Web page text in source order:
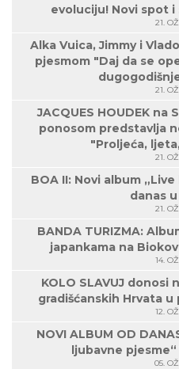
evoluciju! Novi spot
21.
Alka Vuica, Jimmy i
pjesmom "Daj da se
21.
JACQUES HOUDEK
ponosom predstavlja
"Proljeća,
21.
BOA II: Novi album
danas
21.
BANDA TURIZMA:
japankama na
14.
KOLO SLAVUJ
gradišćanskih Hrvata
12.
NOVI ALBUM OD
ljubavne
05.